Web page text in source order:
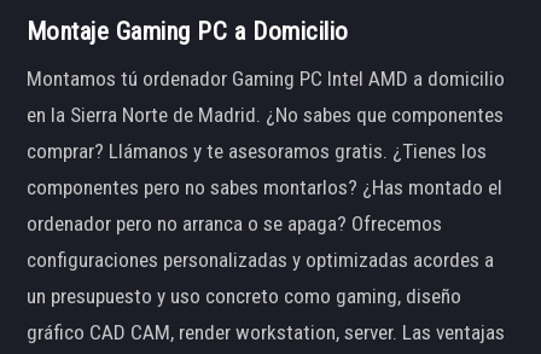
Montaje Gaming PC a Domicilio
Montamos tú ordenador Gaming PC Intel AMD a domicilio
en la Sierra Norte de Madrid. ¿No sabes que componentes
comprar? Llámanos y te asesoramos gratis. ¿Tienes los
componentes pero no sabes montarlos? ¿Has montado el
ordenador pero no arranca o se apaga? Ofrecemos
configuraciones personalizadas y optimizadas acordes a
un presupuesto y uso concreto como gaming, diseño
gráfico CAD CAM, render workstation, server. Las ventajas